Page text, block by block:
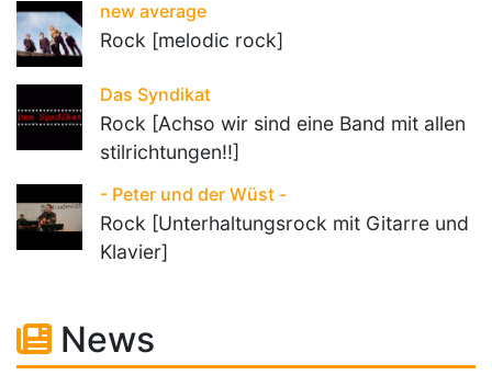
new average
Rock [melodic rock]
Das Syndikat
Rock [Achso wir sind eine Band mit allen
stilrichtungen!!]
- Peter und der Wüst -
Rock [Unterhaltungsrock mit Gitarre und
Klavier]
News